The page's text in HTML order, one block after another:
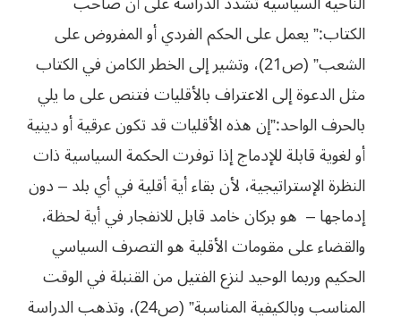
الكتاب:” يعمل على الحكم الفردي أو المفروض على
الشعب” (ص21)، وتشير إلى الخطر الكامن في الكتاب
مثل الدعوة إلى الاعتراف بالأقليات فتنص على ما يلي
بالحرف الواحد:”إن هذه الأقليات قد تكون عرقية أو دينية
أو لغوية قابلة للإدماج إذا توفرت الحكمة السياسية ذات
النظرة الإستراتيجية، لأن بقاء أية أقلية في أي بلد – دون
إدماجها – هو بركان خامد قابل للانفجار في أية لحظة،
والقضاء على مقومات الأقلية هو التصرف السياسي
الحكيم وربما الوحيد لنزع الفتيل من القنبلة في الوقت
المناسب وبالكيفية المناسبة” (ص24)، وتذهب الدراسة